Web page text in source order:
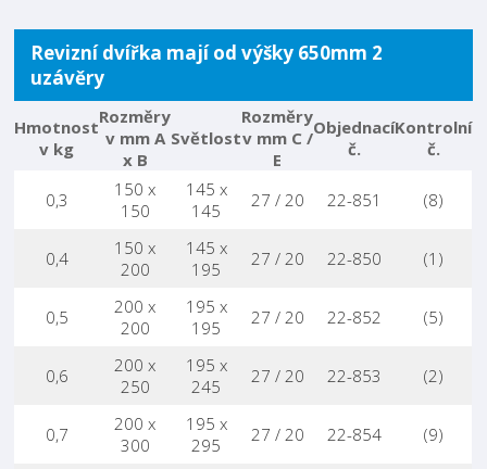
Revizní dvířka mají od výšky 650mm 2
uzávěry
Hmotnost
v kg
Rozměry
v mm A
x B
Světlost
Rozměry
v mm C /
E
Objednací
č.
Kontrolní
č.
0,3
150 x
150
145 x
145
27 / 20 22-851 (8)
0,4
150 x
200
145 x
195
27 / 20 22-850 (1)
0,5
200 x
200
195 x
195
27 / 20 22-852 (5)
0,6
200 x
250
195 x
245
27 / 20 22-853 (2)
0,7
200 x
300
195 x
295
27 / 20 22-854 (9)